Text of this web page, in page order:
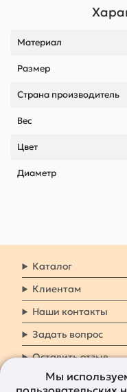
Материал
Размер
Страна производитель
Вес
Цвет
Диаметр
Каталог
Клиентам
Наши контакты
Задать вопрос
Оставить отзыв
Мы